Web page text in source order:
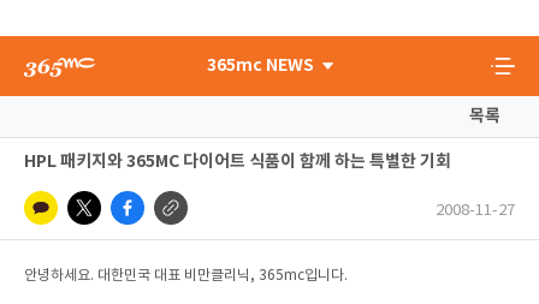
365mc NEWS
목록
HPL 패키지와 365MC 다이어트 식품이 함께 하는 특별한 기회
2008-11-27
안녕하세요. 대한민국 대표 비만클리닉, 365mc입니다.